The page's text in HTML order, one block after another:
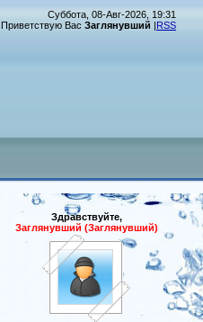
Суббота, 08-Авг-2026, 19:31
Приветствую Вас Заглянувший |RSS
Здравствуйте,
Заглянувший (Заглянувший)